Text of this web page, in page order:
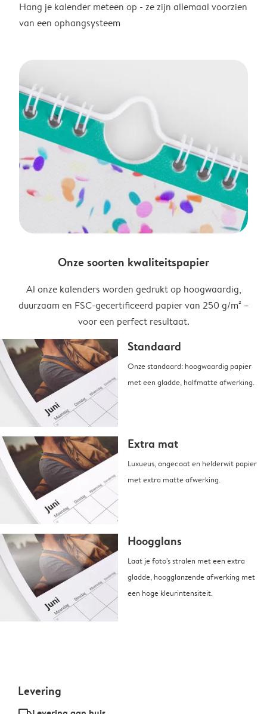
Hang je kalender meteen op - ze zijn allemaal voorzien
van een ophangsysteem
Onze soorten kwaliteitspapier
Al onze kalenders worden gedrukt op hoogwaardig,
duurzaam en FSC-gecertificeerd papier van 250 g/m² –
voor een perfect resultaat.
Standaard
Onze standaard: hoogwaardig papier
met een gladde, halfmatte afwerking.
Extra mat
Luxueus, ongecoat en helderwit papier
met extra matte afwerking.
Hoogglans
Laat je foto's stralen met een extra
gladde, hoogglanzende afwerking met
een hoge kleurintensiteit.
Levering